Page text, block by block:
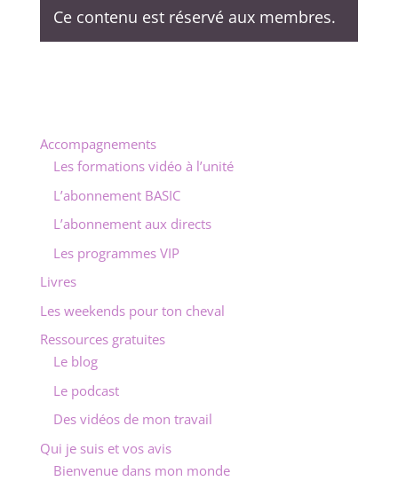
Ce contenu est réservé aux membres.
Accompagnements
Les formations vidéo à l’unité
L’abonnement BASIC
L’abonnement aux directs
Les programmes VIP
Livres
Les weekends pour ton cheval
Ressources gratuites
Le blog
Le podcast
Des vidéos de mon travail
Qui je suis et vos avis
Bienvenue dans mon monde